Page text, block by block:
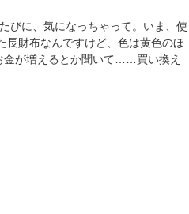
びに、気になっちゃって。いま、使
長財布なんですけど、色は黄色のほ
金が増えるとか聞いて……買い換え